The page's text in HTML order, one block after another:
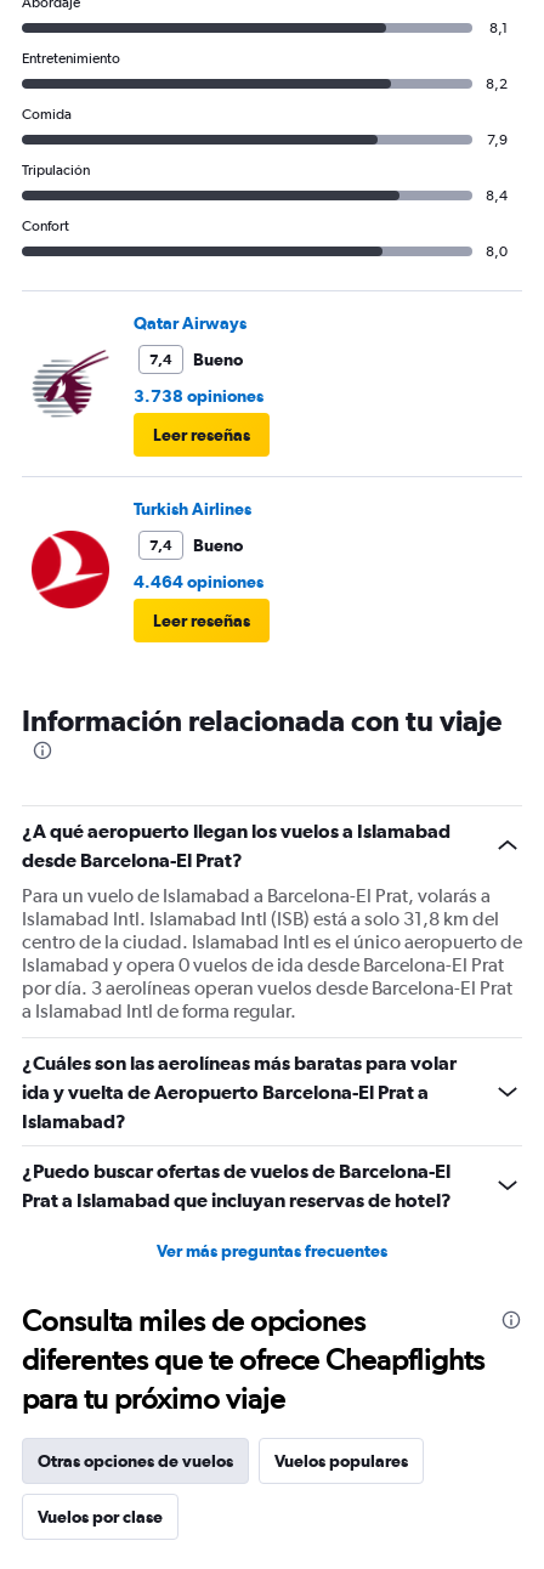
8,1
Entretenimiento
8,2
Comida
7,9
Tripulación
8,4
Confort
8,0
Qatar Airways
7,4
Bueno
3.738 opiniones
Leer reseñas
Turkish Airlines
7,4
Bueno
4.464 opiniones
Leer reseñas
Información relacionada con tu viaje
¿A qué aeropuerto llegan los vuelos a Islamabad
desde Barcelona-El Prat?
Para un vuelo de Islamabad a Barcelona-El Prat, volarás a
Islamabad Intl. Islamabad Intl (ISB) está a solo 31,8 km del
centro de la ciudad. Islamabad Intl es el único aeropuerto de
Islamabad y opera 0 vuelos de ida desde Barcelona-El Prat
por día. 3 aerolíneas operan vuelos desde Barcelona-El Prat
a Islamabad Intl de forma regular.
¿Cuáles son las aerolíneas más baratas para volar
ida y vuelta de Aeropuerto Barcelona-El Prat a
Islamabad?
¿Puedo buscar ofertas de vuelos de Barcelona-El
Prat a Islamabad que incluyan reservas de hotel?
Ver más preguntas frecuentes
Consulta miles de opciones
diferentes que te ofrece Cheapflights
para tu próximo viaje
Otras opciones de vuelos Vuelos populares
Vuelos por clase